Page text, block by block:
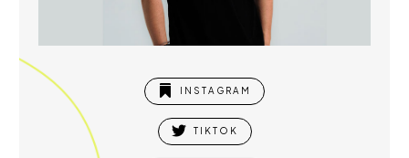
 INSTAGRAM
 TIKTOK